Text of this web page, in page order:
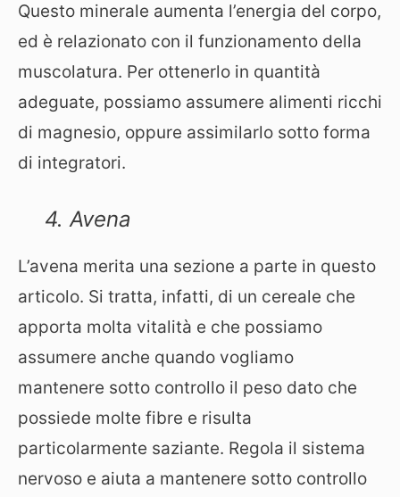
Questo minerale aumenta l’energia del corpo,
ed è relazionato con il funzionamento della
muscolatura. Per ottenerlo in quantità
adeguate, possiamo assumere alimenti ricchi
di magnesio, oppure assimilarlo sotto forma
di integratori.
4. Avena
L’avena merita una sezione a parte in questo
articolo. Si tratta, infatti, di un cereale che
apporta molta vitalità e che possiamo
assumere anche quando vogliamo
mantenere sotto controllo il peso dato che
possiede molte fibre e risulta
particolarmente saziante. Regola il sistema
nervoso e aiuta a mantenere sotto controllo